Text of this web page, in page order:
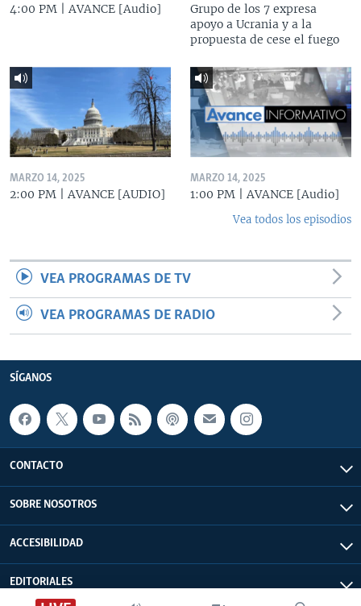
4:00 PM | AVANCE [Audio]
Grupo de los 7 expresa
apoyo a Ucrania y a la
propuesta de cese el fuego
MARZO 14, 2025
2:00 PM | AVANCE [AUDIO]
MARZO 14, 2025
1:00 PM | AVANCE [Audio]
Vea todos los episodios
VEA PROGRAMAS DE TV
VEA PROGRAMAS DE RADIO
SÍGANOS
CONTACTO
SOBRE NOSOTROS
ACCESIBILIDAD
EDITORIALES